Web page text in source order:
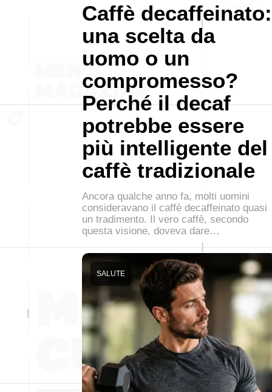
Caffè decaffeinato:
una scelta da
uomo o un
compromesso?
Perché il decaf
potrebbe essere
più intelligente del
caffè tradizionale
Ancora qualche anno fa, molti uomini
consideravano il caffè decaffeinato quasi
un tradimento. Il vero caffè, secondo
questa visione, doveva dare…
SALUTE